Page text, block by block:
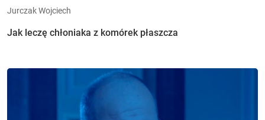
Jurczak Wojciech
Jak leczę chłoniaka z komórek płaszcza